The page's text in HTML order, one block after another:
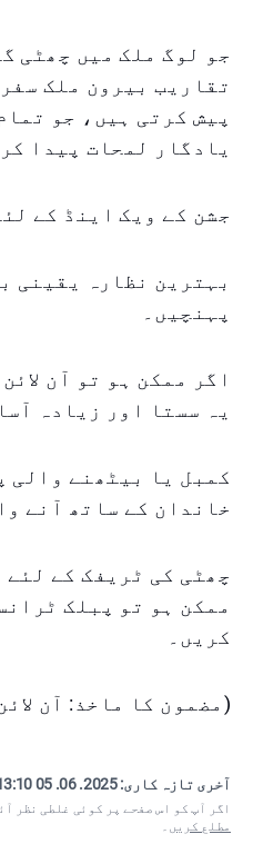
جو لوگ ملک میں چھٹی
تقاریب بیرون ملک
پیش کرتی ہیں، جو
یادگار لمحات پیدا
جشن کے ویک اینڈ کے
بہترین نظارہ یقینی
پہنچیں۔
اگر ممکن ہو تو آن
یہ سستا اور زیادہ
کمبل یا بیٹھنے والی
خاندان کے ساتھ آنے
چھٹی کی ٹریفک کے لئے
ممکن ہو تو پبلک
کریں۔
(مضمون کا ماخذ: آن
آخری تازہ کاری:2025. 06. 05 13:10
اگر آپ کو اس صفحے پر کوئی غلطی نظر
مطلع کریں ۔